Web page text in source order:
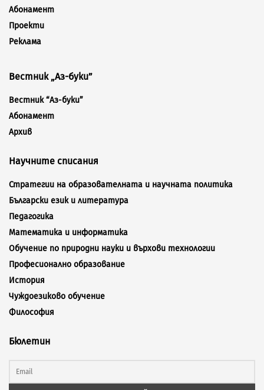
Абонамент
Проекти
Реклама
Вестник „Аз-буки”
Вестник “Аз-буки”
Абонамент
Архив
Научните списания
Стратегии на образователната и научната политика
Български език и литература
Педагогика
Математика и информатика
Обучение по природни науки и върхови технологии
Професионално образование
История
Чуждоезиково обучение
Философия
Бюлетин